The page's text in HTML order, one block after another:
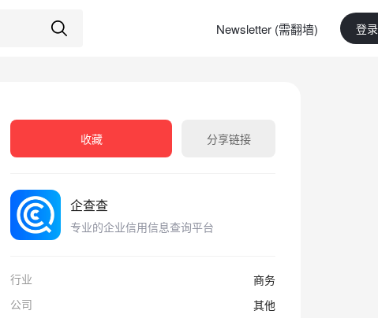
Newsletter (需翻墙) 登
收藏 分享链接
企查查
专业的企业信用信息查询平台
行业
商务
公司
其他